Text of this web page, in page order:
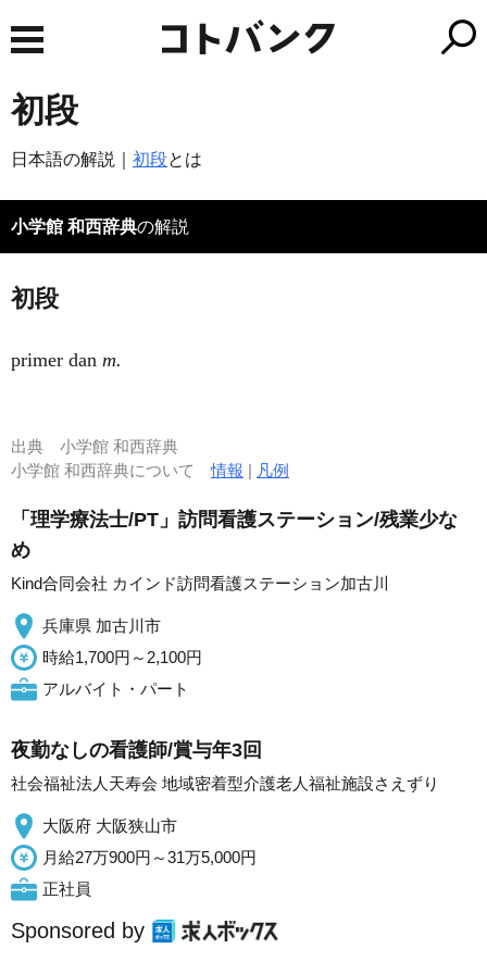
初段
日本語の解説｜ 初段とは
小学館 和西辞典の解説
初段
primer dan m.
出典 小学館 和西辞典
小学館 和西辞典について情報 | 凡例
「理学療法士/PT」訪問看護ステーション/残業少な
め
Kind合同会社 カインド訪問看護ステーション加古川
兵庫県 加古川市
時給1,700円～2,100円
アルバイト・パート
夜勤なしの看護師/賞与年3回
社会福祉法人天寿会 地域密着型介護老人福祉施設さえずり
大阪府 大阪狭山市
月給27万900円～31万5,000円
正社員
Sponsored by